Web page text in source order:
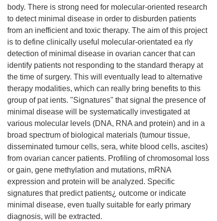
body. There is strong need for molecular-oriented research
to detect minimal disease in order to disburden patients
from an inefficient and toxic therapy. The aim of this project
is to define clinically useful molecular-orientated ea rly
detection of minimal disease in ovarian cancer that can
identify patients not responding to the standard therapy at
the time of surgery. This will eventually lead to alternative
therapy modalities, which can really bring benefits to this
group of pat ients. "Signatures" that signal the presence of
minimal disease will be systematically investigated at
various molecular levels (DNA, RNA and protein) and in a
broad spectrum of biological materials (tumour tissue,
disseminated tumour cells, sera, white blood cells, ascites)
from ovarian cancer patients. Profiling of chromosomal loss
or gain, gene methylation and mutations, mRNA
expression and protein will be analyzed. Specific
signatures that predict patients¿ outcome or indicate
minimal disease, even tually suitable for early primary
diagnosis, will be extracted.